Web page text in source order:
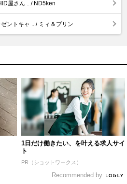
屋さん .../ ND5ken
ントキャ .../ ミィ＆プリン
1日だけ働きたい、を叶える求人サイ
ト
PR（ショットワークス）
Recommended by